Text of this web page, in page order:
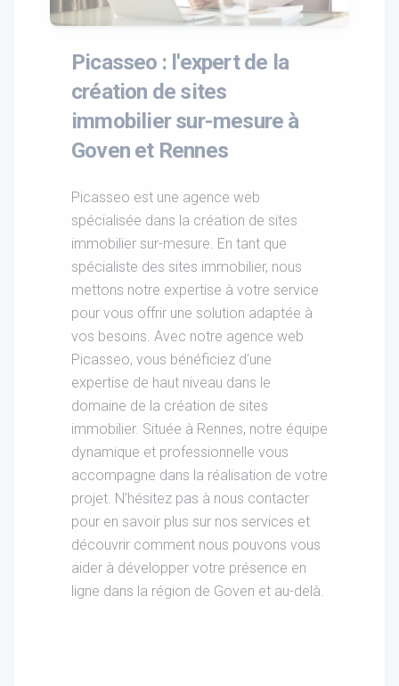
Picasseo : l'expert de la
création de sites
immobilier sur-mesure à
Goven et Rennes
Picasseo est une agence web
spécialisée dans la création de sites
immobilier sur-mesure. En tant que
spécialiste des sites immobilier, nous
mettons notre expertise à votre service
pour vous offrir une solution adaptée à
vos besoins. Avec notre agence web
Picasseo, vous bénéficiez d'une
expertise de haut niveau dans le
domaine de la création de sites
immobilier. Située à Rennes, notre équipe
dynamique et professionnelle vous
accompagne dans la réalisation de votre
projet. N'hésitez pas à nous contacter
pour en savoir plus sur nos services et
découvrir comment nous pouvons vous
aider à développer votre présence en
ligne dans la région de Goven et au-delà.